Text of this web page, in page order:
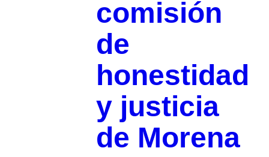
comisión
de
honestidad
y justicia
de Morena